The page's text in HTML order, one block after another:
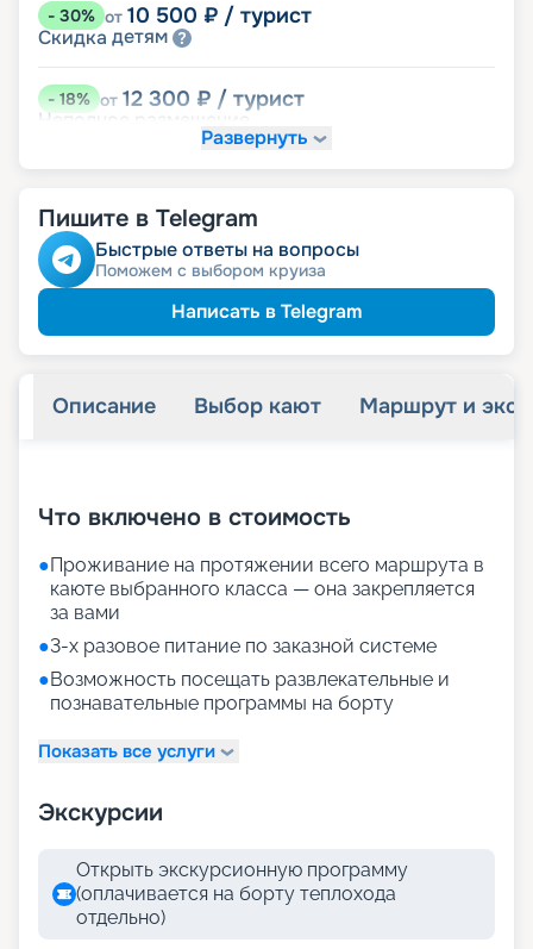
- 30% от 10 500 ₽ / турист
Скидка детям
-18% от 12 300 ₽ / турист
Неполное размещение
Скидка
пенсионерам
Скидка сотрудникам силовых
Развернуть
Пишите в Telegram
Быстрые ответы на вопросы
Поможем с выбором круиза
Написать в Telegram
Описание Выбор кают Маршрут и
Что включено в стоимость
●Проживание на протяжении всего маршрута в
каюте выбранного класса — она закрепляется
за вами
●3-х разовое питание по заказной системе
●Возможность посещать развлекательные и
познавательные программы на борту
Показать все услуги
Экскурсии
Открыть экскурсионную программу
(оплачивается на борту теплохода
отдельно)